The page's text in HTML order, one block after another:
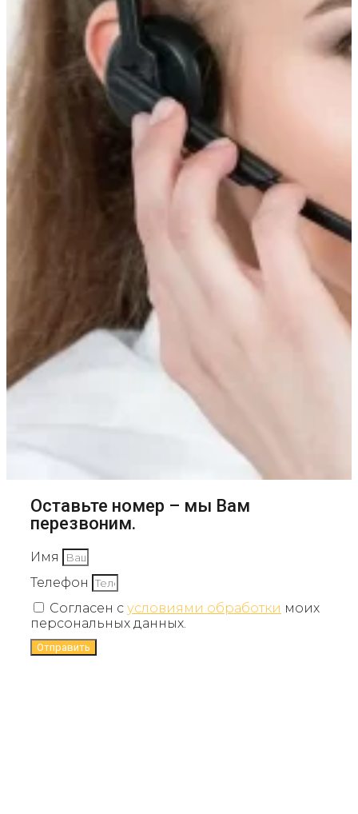
Оставьте номер – мы Вам
перезвоним.
Имя
Телефон
Согласен с условиями обработки моих
персональных данных.
Отправить